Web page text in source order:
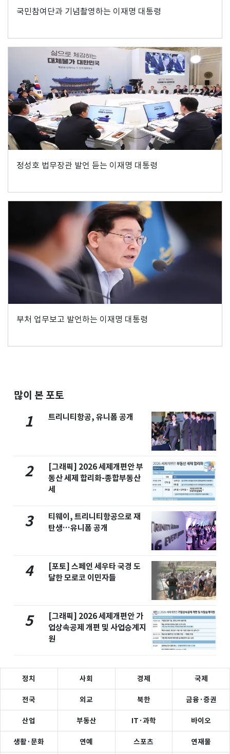
국민참여단과 기념촬영하는 이재명 대통령
정성호 법무장관 발언 듣는 이재명 대통령
부처 업무보고 발언하는 이재명 대통령
많이 본 포토
1 트리니티항공, 유니폼 공개
2
[그래픽] 2026 세제개편안 부
동산 세제 합리화-종합부동산
세
3
티웨이, 트리니티항공으로 재
탄생…유니폼 공개
4
[포토] 스페인 세우타 국경 도
달한 모로코 이민자들
5
[그래픽] 2026 세제개편안 가
업상속공제 개편 및 사업승계지
원
정치 사회 경제 국제
전국 외교 북한 금융·증권
산업 부동산 IT·과학 바이오
생활·문화 연예 스포츠 연재물